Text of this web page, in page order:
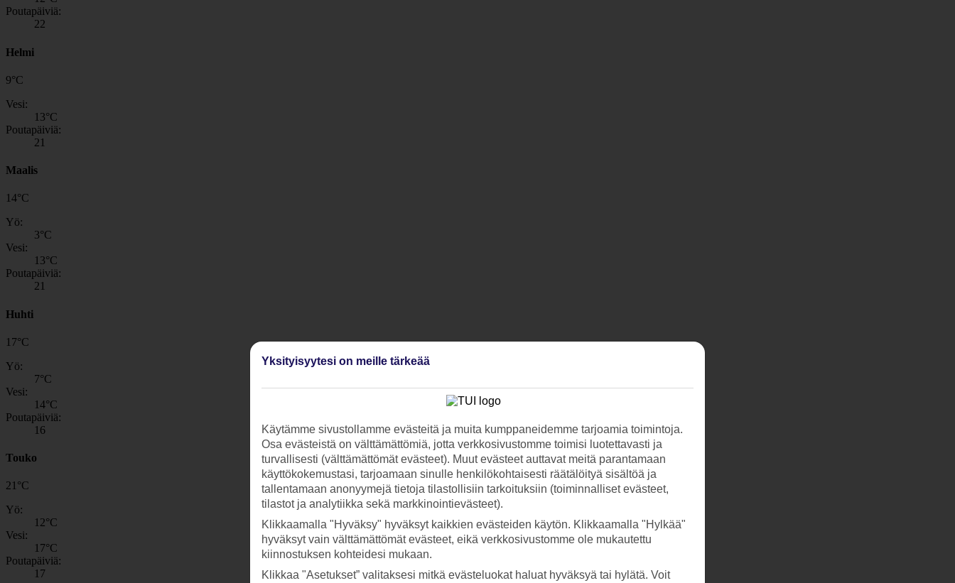
Poutapäiviä:
22
Helmi
9°C
Vesi:
13°C
Poutapäiviä:
21
Maalis
14°C
Yö:
3°C
Vesi:
13°C
Poutapäiviä:
21
Huhti
17°C
Yö:
7°C
Vesi:
14°C
Poutapäiviä:
16
Touko
21°C
Yö:
12°C
Vesi:
17°C
Poutapäiviä:
17
Yksityisyytesi on meille tärkeää
Käytämme sivustollamme evästeitä ja muita kumppaneidemme tarjoamia toimintoja.
Osa evästeistä on välttämättömiä, jotta verkkosivustomme toimisi luotettavasti ja
turvallisesti (välttämättömät evästeet). Muut evästeet auttavat meitä parantamaan
käyttökokemustasi, tarjoamaan sinulle henkilökohtaisesti räätälöityä sisältöä ja
tallentamaan anonyymejä tietoja tilastollisiin tarkoituksiin (toiminnalliset evästeet,
tilastot ja analytiikka sekä markkinointievästeet).
Klikkaamalla "Hyväksy" hyväksyt kaikkien evästeiden käytön. Klikkaamalla "Hylkää"
hyväksyt vain välttämättömät evästeet, eikä verkkosivustomme ole mukautettu
kiinnostuksen kohteidesi mukaan.
Klikkaa "Asetukset” valitaksesi mitkä evästeluokat haluat hyväksyä tai hylätä. Voit